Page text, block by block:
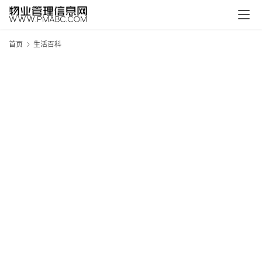
首页 生活百科